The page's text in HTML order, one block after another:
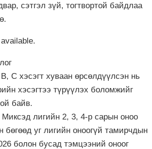
сэтгэл зүй, тогтвортой байдлаа
С хэсэгт хуваан өрсөлдүүлсэн нь
хэсэгтээ түрүүлэх боломжийг
байв.
лигийн 2, 3, 4-р сарын оноо
бөгөөд уг лигийн оноогүй тамирчдын
болон бусад тэмцээний оноог